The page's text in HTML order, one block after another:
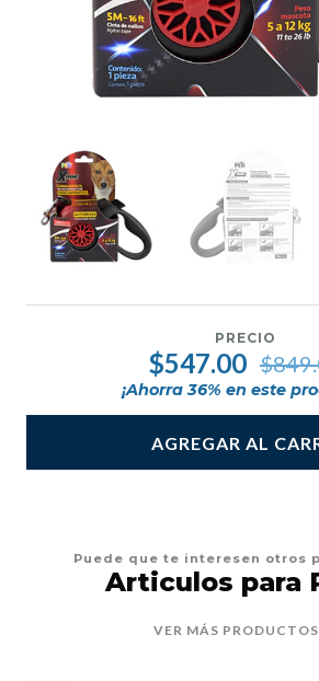
PRECIO
$547.00
¡Ahorra36% en este
AGREGAR AL
Puede que te interesen otros
Articulos para
VER MÁS PRODUCTOS